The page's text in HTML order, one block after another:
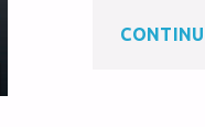
o